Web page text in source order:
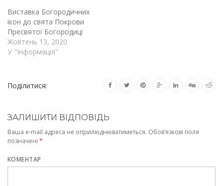
Виставка Богородичних
ікон до свята Покрови
Пресвятої Богородиці
Жовтень 13, 2020
У "Інформація"
Поділитися:
ЗАЛИШИТИ ВІДПОВІДЬ
Ваша e-mail адреса не оприлюднюватиметься. Обов’язкові поля
позначені *
КОМЕНТАР